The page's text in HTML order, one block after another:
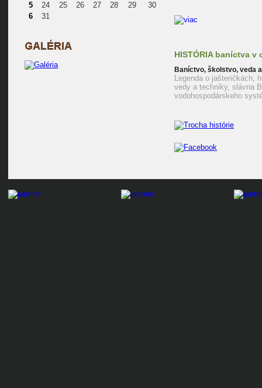
5
24 25 26 27 28 29
30
6
31
HISTÓRIA baníctva v
Baníctvo, školstvo, veda
Legenda o jašteričkách,
vedy a techniky, slávna
vodohospodárskeho